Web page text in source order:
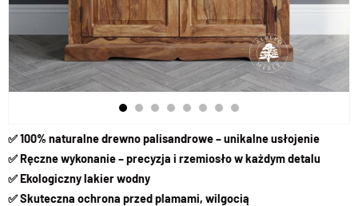
✅ 100% naturalne drewno palisandrowe – unikalne usłojenie
✅ Ręczne wykonanie – precyzja i rzemiosło w każdym detalu
✅ Ekologiczny lakier wodny
✅ Skuteczna ochrona przed plamami, wilgocią